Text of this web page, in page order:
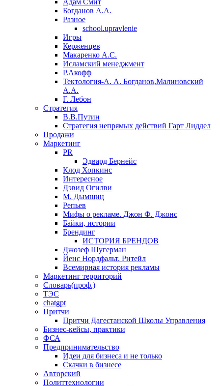
Адам Смит
Богданов А.А.
Разное
school.upravlenie
Игры
Керженцев
Макаренко А.С.
Исламский менеджмент
Р.Акофф
Тектология-А. А. Богданов,Малиновский
А.А.
​Г. Лебон
Стратегия
В.В.Путин
​Стратегия непрямых действий Гарт Лиддел
Продажи
Маркетинг
PR
Эдвард Бернейс
Клод Хопкинс
Интересное
Дэвид Огилви
М. Дымщиц
Репьев
Мифы о рекламе. Джон Ф. Джонс
Байки, истории
Брендинг
ИСТОРИЯ БРЕНДОВ
Джозеф Шугерман
​Йенс Нордфальт. Ритейл
Всемирная история рекламы
Маркетинг территорий
Словарь(проф.)
ТЭС
chatgpt
Притчи
Притчи Дагестанской Школы Управления
Бизнес-кейсы, практики
ФСА
Предпринимательство
Идеи для бизнеса и не только
Скачки в бизнесе
Авторский
Политтехнологии